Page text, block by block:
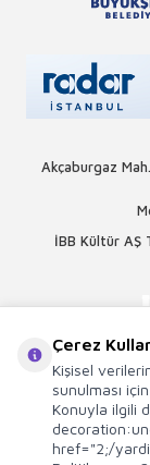
Akçaburgaz
İBB Kültür AŞ
Çerez
Kişisel
sunulması
Konuyla ilgili
href="2;/